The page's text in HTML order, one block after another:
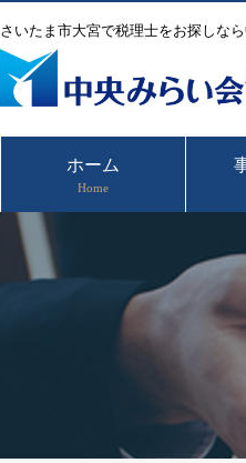
さいたま市大宮で税理士をお探しな
ホーム
Home